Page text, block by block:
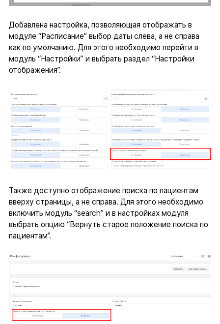
Добавлена настройка, позволяющая отображать в
модуле “Расписание” выбор даты слева, а не справа
как по умолчанию. Для этого необходимо перейти в
модуль “Настройки” и выбрать раздел “Настройки
отображения”.
Также доступно отображение поиска по пациентам
вверху страницы, а не справа. Для этого необходимо
включить модуль “search” и в настройках модуля
выбрать опцию “Вернуть старое положение поиска по
пациентам”.